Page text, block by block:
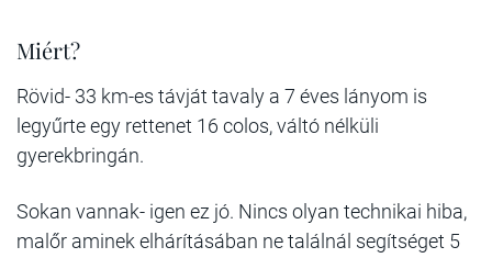
Miért?
Rövid- 33 km-es távját tavaly a 7 éves lányom is
legyűrte egy rettenet 16 colos, váltó nélküli
gyerekbringán.
Sokan vannak- igen ez jó. Nincs olyan technikai hiba,
malőr aminek elhárításában ne találnál segítséget 5